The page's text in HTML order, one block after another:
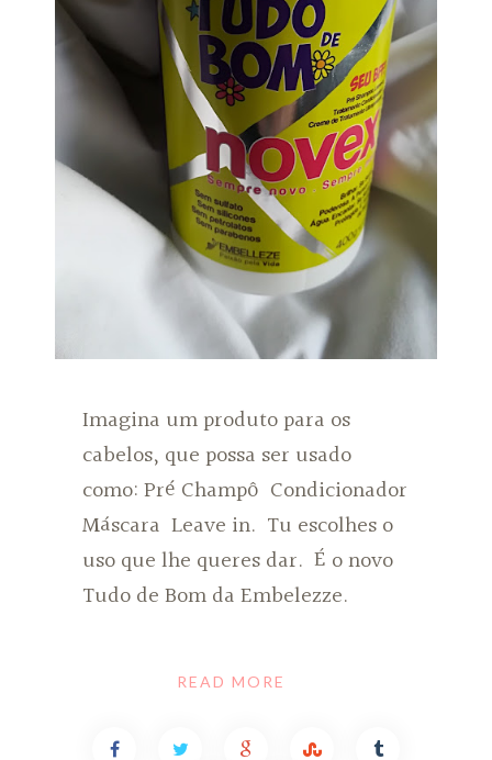
Imagina um produto para os
cabelos, que possa ser usado
como: Pré Champô Condicionador
Máscara Leave in. Tu escolhes o
uso que lhe queres dar. É o novo
Tudo de Bom da Embelezze.
READ MORE